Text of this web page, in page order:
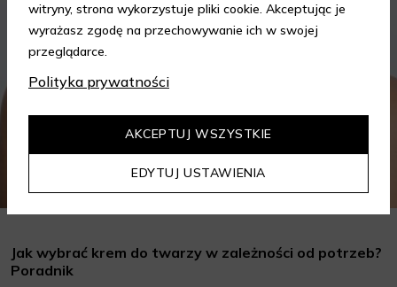
Jak wybrać krem do twarzy w zależności od potrzeb?
Poradnik
witryny, strona wykorzystuje pliki cookie. Akceptując je
wyrażasz zgodę na przechowywanie ich w swojej
przeglądarce.
Polityka prywatności
EDYTUJ USTAWIENIA
AKCEPTUJ WSZYSTKIE